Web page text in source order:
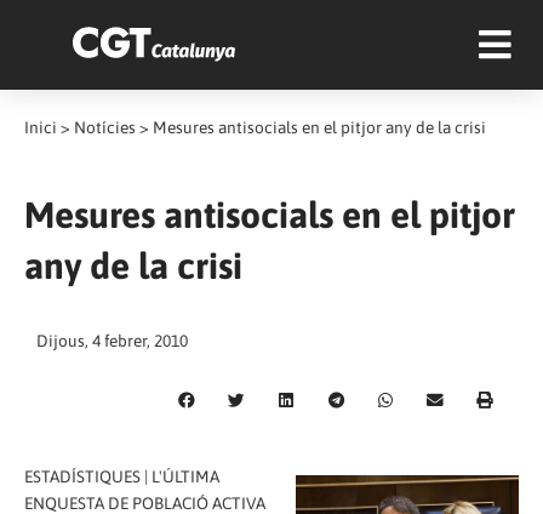
Inici > Notícies > Mesures antisocials en el pitjor any de la crisi
Mesures antisocials en el pitjor
any de la crisi
Dijous, 4 febrer, 2010
ESTADÍSTIQUES | L'ÚLTIMA
ENQUESTA DE POBLACIÓ ACTIVA